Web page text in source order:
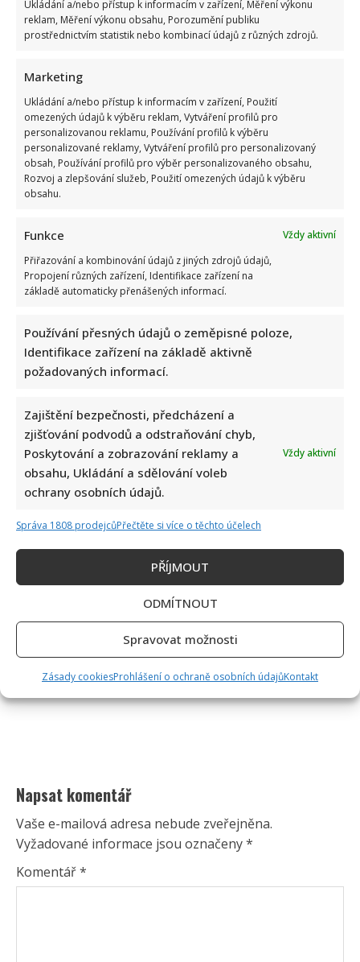
Ukládání a/nebo přístup k informacím v zařízení, Měření výkonu
reklam, Měření výkonu obsahu, Porozumění publiku
prostřednictvím statistik nebo kombinací údajů z různých zdrojů.
Marketing
Ukládání a/nebo přístup k informacím v zařízení, Použití
omezených údajů k výběru reklam, Vytváření profilů pro
personalizovanou reklamu, Používání profilů k výběru
personalizované reklamy, Vytváření profilů pro personalizovaný
obsah, Používání profilů pro výběr personalizovaného obsahu,
Rozvoj a zlepšování služeb, Použití omezených údajů k výběru
obsahu.
Funkce
Vždy aktivní
Přiřazování a kombinování údajů z jiných zdrojů údajů,
Propojení různých zařízení, Identifikace zařízení na
základě automaticky přenášených informací.
Používání přesných údajů o zeměpisné poloze,
Identifikace zařízení na základě aktivně
požadovaných informací.
Zajištění bezpečnosti, předcházení a
zjišťování podvodů a odstraňování chyb,
Poskytování a zobrazování reklamy a
obsahu, Ukládání a sdělování voleb
ochrany osobních údajů.
Vždy aktivní
Správa 1808 prodejcůPřečtěte si více o těchto účelech
PŘÍJMOUT
ODMÍTNOUT
Spravovat možnosti
Zásady cookiesProhlášení o ochraně osobních údajůKontakt
Napsat komentář
Vaše e-mailová adresa nebude zveřejněna.
Vyžadované informace jsou označeny*
Komentář*